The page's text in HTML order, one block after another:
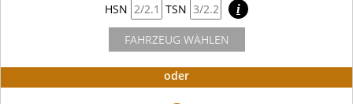
HSN
TSN i
FAHRZEUG WÄHLEN
oder